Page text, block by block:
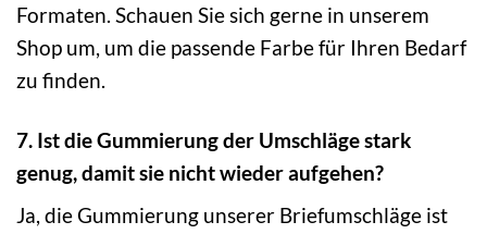
Formaten. Schauen Sie sich gerne in unserem
Shop um, um die passende Farbe für Ihren Bedarf
zu finden.
7. Ist die Gummierung der Umschläge stark
genug, damit sie nicht wieder aufgehen?
Ja, die Gummierung unserer Briefumschläge ist